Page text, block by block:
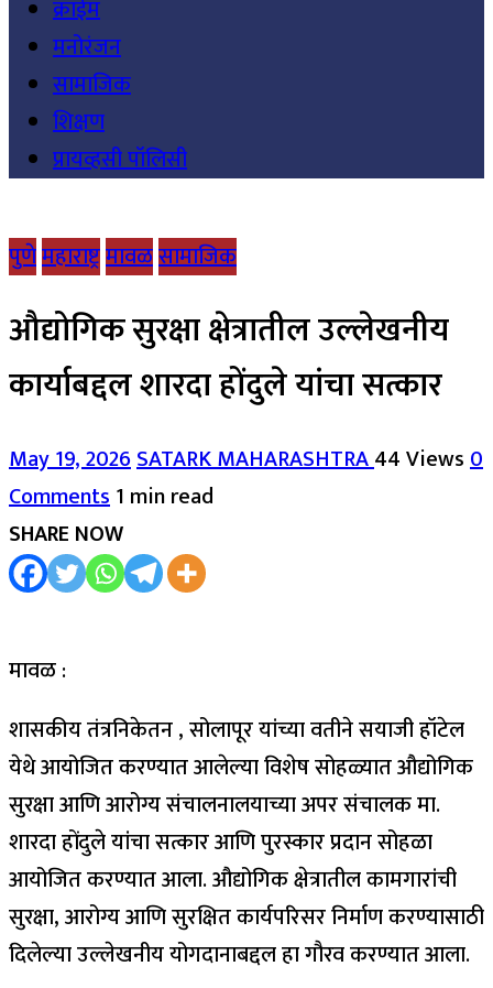
क्राईम
मनोरंजन
सामाजिक
शिक्षण
प्रायव्हसी पॉलिसी
पुणेमहाराष्ट्रमावळसामाजिक
औद्योगिक सुरक्षा क्षेत्रातील उल्लेखनीय
कार्याबद्दल शारदा होंदुले यांचा सत्कार
May 19, 2026SATARK MAHARASHTRA44 Views0
Comments1 min read
SHARE NOW
मावळ :
शासकीय तंत्रनिकेतन , सोलापूर यांच्या वतीने सयाजी हॉटेल
येथे आयोजित करण्यात आलेल्या विशेष सोहळ्यात औद्योगिक
सुरक्षा आणि आरोग्य संचालनालयाच्या अपर संचालक मा.
शारदा होंदुले यांचा सत्कार आणि पुरस्कार प्रदान सोहळा
आयोजित करण्यात आला. औद्योगिक क्षेत्रातील कामगारांची
सुरक्षा, आरोग्य आणि सुरक्षित कार्यपरिसर निर्माण करण्यासाठी
दिलेल्या उल्लेखनीय योगदानाबद्दल हा गौरव करण्यात आला.